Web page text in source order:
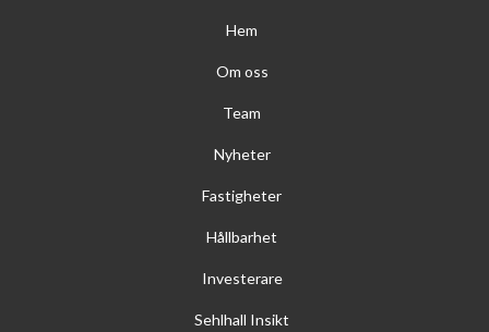
Hem
Om oss
Team
Nyheter
Fastigheter
Hållbarhet
Investerare
Sehlhall Insikt